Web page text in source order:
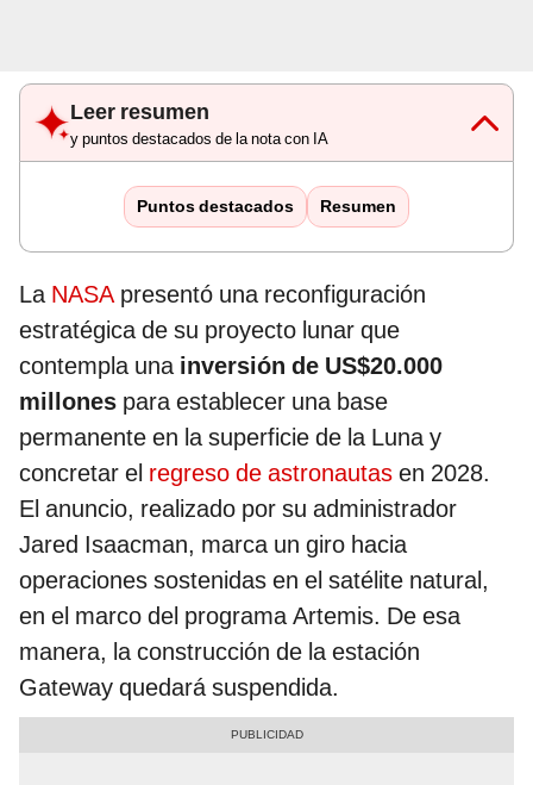
Leer resumen
y puntos destacados de la nota con IA
Puntos destacados Resumen
La NASApresentó una reconfiguración
estratégica de su proyecto lunar que
contempla una inversión de US$20.000
millones para establecer una base
permanente en la superficie de la Luna y
concretar el regreso de astronautas en 2028.
El anuncio, realizado por su administrador
Jared Isaacman, marca un giro hacia
operaciones sostenidas en el satélite natural,
en el marco del programa Artemis. De esa
manera, la construcción de la estación
Gateway quedará suspendida.